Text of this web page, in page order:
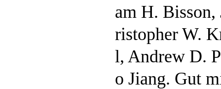
am H.
ristopher W.
l, Andrew D.
o Jiang. Gut